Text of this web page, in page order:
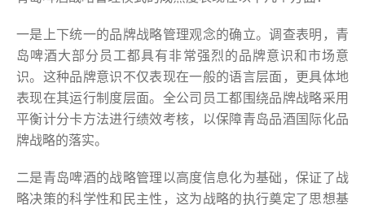
一是上下统一的品牌战略管理观念的确立。调查表明，青
岛啤酒大部分员工都具有非常强烈的品牌意识和市场意
识。这种品牌意识不仅表现在一般的语言层面，更具体地
表现在其运行制度层面。全公司员工都围绕品牌战略采用
平衡计分卡方法进行绩效考核，以保障青岛品酒国际化品
牌战略的落实。
二是青岛啤酒的战略管理以高度信息化为基础，保证了战
略决策的科学性和民主性，这为战略的执行奠定了思想基